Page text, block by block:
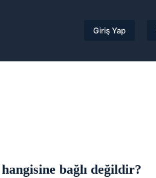
Giriş Yap
bağlı değildir?